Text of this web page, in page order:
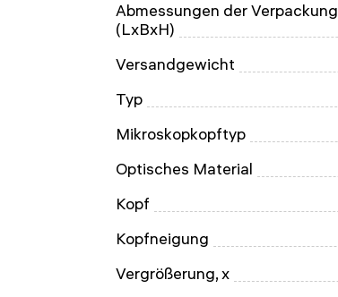
Abmessungen der Verpackung
(LxBxH)
Versandgewicht
Typ
Mikroskopkopftyp
Optisches Material
Kopf
Kopfneigung
Vergrößerung, x